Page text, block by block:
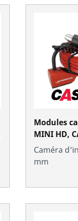
Modules
MINI HD,
Caméra
mm